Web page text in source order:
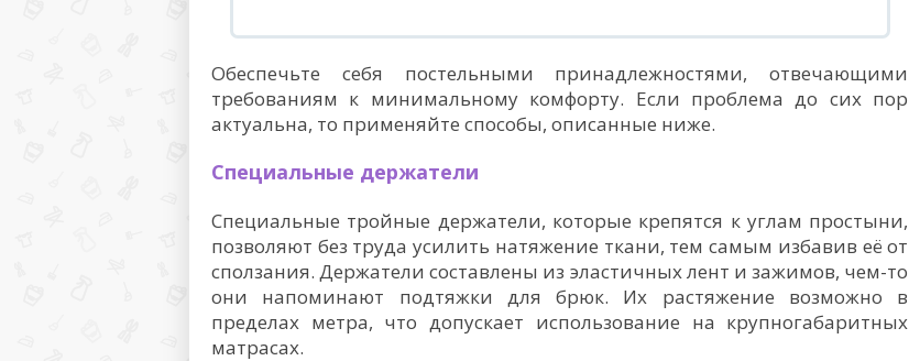
Обеспечьте себя постельными принадлежностями, отвечающими
требованиям к минимальному комфорту. Если проблема до сих пор
актуальна, то применяйте способы, описанные ниже.
Специальные держатели
Специальные тройные держатели, которые крепятся к углам простыни,
позволяют без труда усилить натяжение ткани, тем самым избавив её от
сползания. Держатели составлены из эластичных лент и зажимов, чем-то
они напоминают подтяжки для брюк. Их растяжение возможно в
пределах метра, что допускает использование на крупногабаритных
матрасах.